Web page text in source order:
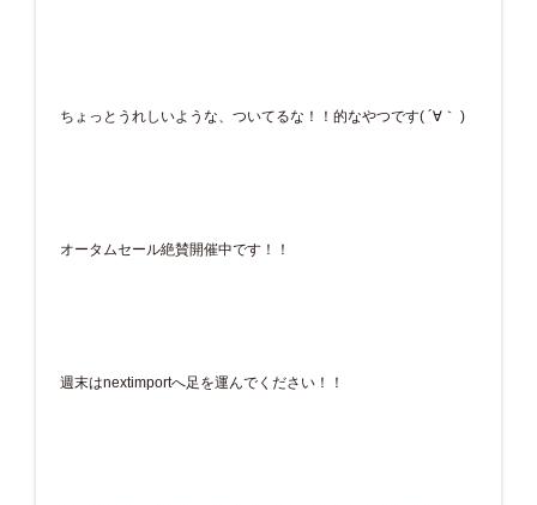
ちょっとうれしいような、ついてるな！！的なやつです( ´∀｀ )
オータムセール絶賛開催中です！！
週末はnextimportへ足を運んでください！！